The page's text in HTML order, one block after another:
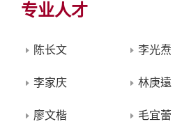
专业人才
陈长文 李光焘
李家庆 林庚遠
廖文楷 毛宜蕾